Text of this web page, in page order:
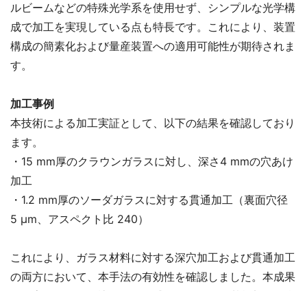
ルビームなどの特殊光学系を使用せず、シンプルな光学構
成で加工を実現している点も特長です。これにより、装置
構成の簡素化および量産装置への適用可能性が期待されま
す。
加工事例
本技術による加工実証として、以下の結果を確認しており
ます。
・15 mm厚のクラウンガラスに対し、深さ4 mmの穴あけ
加工
・1.2 mm厚のソーダガラスに対する貫通加工（裏面穴径
5 μm、アスペクト比 240）
これにより、ガラス材料に対する深穴加工および貫通加工
の両方において、本手法の有効性を確認しました。本成果